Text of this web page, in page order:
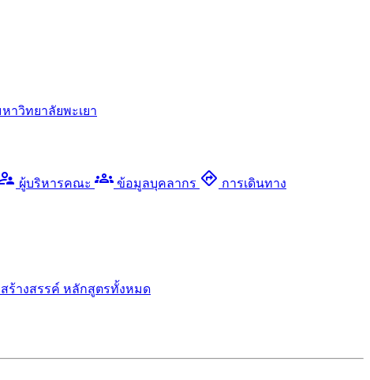
าวิทยาลัยพะเยา
ผู้บริหารคณะ groups ข้อมูลบุคลากร directions การเดินทาง
ร้างสรรค์ หลักสูตรทั้งหมด